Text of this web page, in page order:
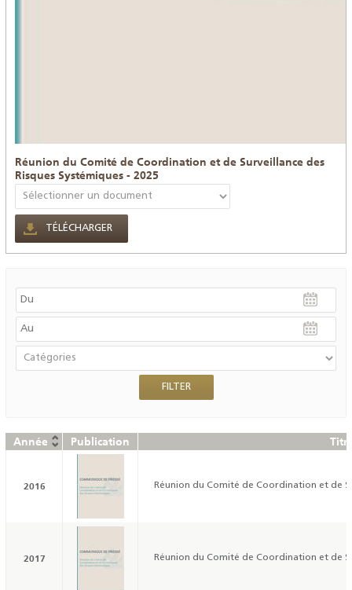
Réunion du Comité de Coordination et de Surveillance des
Risques Systémiques - 2025
TÉLÉCHARGER
Année Publication
2016 Réunion du Comité de Coordination et de
2017 Réunion du Comité de Coordination et de